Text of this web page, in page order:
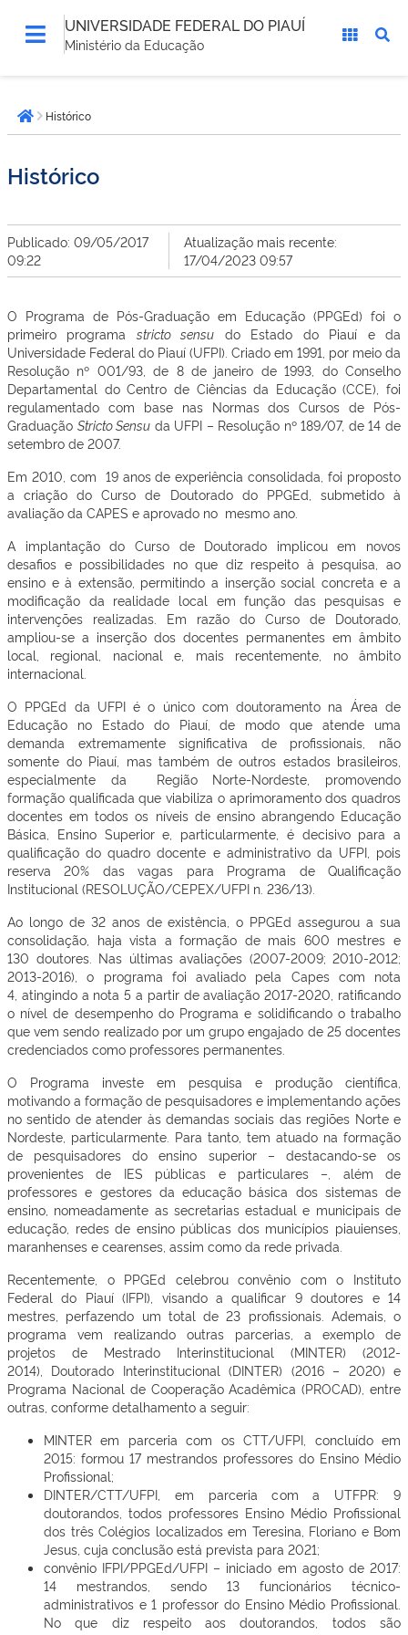
UNIVERSIDADE FEDERAL DO PIAUÍ
Ministério da Educação
está
aqui:Página inicial
Histórico
Histórico
Publicado: 09/05/2017
09:22
Atualização mais recente:
17/04/2023 09:57
O Programa de Pós-Graduação em Educação (PPGEd) foi o
primeiro programa stricto sensu do Estado do Piauí e da
Universidade Federal do Piauí (UFPI). Criado em 1991, por meio da
Resolução nº 001/93, de 8 de janeiro de 1993, do Conselho
Departamental do Centro de Ciências da Educação (CCE), foi
regulamentado com base nas Normas dos Cursos de Pós-
Graduação Stricto Sensu da UFPI – Resolução nº 189/07, de 14 de
setembro de 2007.
Em 2010, com 19 anos de experiência consolidada, foi proposto
a criação do Curso de Doutorado do PPGEd, submetido à
avaliação da CAPES e aprovado no mesmo ano.
A implantação do Curso de Doutorado implicou em novos
desafios e possibilidades no que diz respeito à pesquisa, ao
ensino e à extensão, permitindo a inserção social concreta e a
modificação da realidade local em função das pesquisas e
intervenções realizadas. Em razão do Curso de Doutorado,
ampliou-se a inserção dos docentes permanentes em âmbito
local, regional, nacional e, mais recentemente, no âmbito
internacional.
O PPGEd da UFPI é o único com doutoramento na Área de
Educação no Estado do Piauí, de modo que atende uma
demanda extremamente significativa de profissionais, não
somente do Piauí, mas também de outros estados brasileiros,
especialmente da Região Norte-Nordeste, promovendo
formação qualificada que viabiliza o aprimoramento dos quadros
docentes em todos os níveis de ensino abrangendo Educação
Básica, Ensino Superior e, particularmente, é decisivo para a
qualificação do quadro docente e administrativo da UFPI, pois
reserva 20% das vagas para Programa de Qualificação
Institucional (RESOLUÇÃO/CEPEX/UFPI n. 236/13).
Ao longo de 32 anos de existência, o PPGEd assegurou a sua
consolidação, haja vista a formação de mais 600 mestres e
130 doutores. Nas últimas avaliações (2007-2009; 2010-2012;
2013-2016), o programa foi avaliado pela Capes com nota
4, atingindo a nota 5 a partir de avaliação 2017-2020, ratificando
o nível de desempenho do Programa e solidificando o trabalho
que vem sendo realizado por um grupo engajado de 25 docentes
credenciados como professores permanentes.
O Programa investe em pesquisa e produção científica,
motivando a formação de pesquisadores e implementando ações
no sentido de atender às demandas sociais das regiões Norte e
Nordeste, particularmente. Para tanto, tem atuado na formação
de pesquisadores do ensino superior – destacando-se os
provenientes de IES públicas e particulares –, além de
professores e gestores da educação básica dos sistemas de
ensino, nomeadamente as secretarias estadual e municipais de
educação, redes de ensino públicas dos municípios piauienses,
maranhenses e cearenses, assim como da rede privada.
Recentemente, o PPGEd celebrou convênio com o Instituto
Federal do Piauí (IFPI), visando a qualificar 9 doutores e 14
mestres, perfazendo um total de 23 profissionais. Ademais, o
programa vem realizando outras parcerias, a exemplo de
projetos de Mestrado Interinstitucional (MINTER) (2012-
2014), Doutorado Interinstitucional (DINTER) (2016 – 2020) e
Programa Nacional de Cooperação Acadêmica (PROCAD), entre
outras, conforme detalhamento a seguir:
MINTER em parceria com os CTT/UFPI, concluído em
2015: formou 17 mestrandos professores do Ensino Médio
Profissional;
DINTER/CTT/UFPI, em parceria com a UTFPR: 9
doutorandos, todos professores Ensino Médio Profissional
dos três Colégios localizados em Teresina, Floriano e Bom
Jesus, cuja conclusão está prevista para 2021;
convênio IFPI/PPGEd/UFPI – iniciado em agosto de 2017:
14 mestrandos, sendo 13 funcionários técnico-
administrativos e 1 professor do Ensino Médio Profissional.
No que diz respeito aos doutorandos, todos são